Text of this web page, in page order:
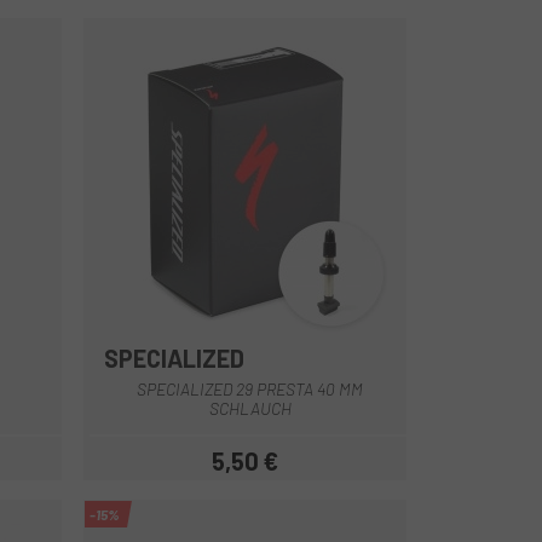
SPECIALIZED
SPECIALIZED 29 PRESTA 40 MM
SCHLAUCH
Preis
5,50 €
-15%